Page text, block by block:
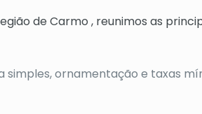
de Carmo , reunimos as
simples, ornamentação e taxas